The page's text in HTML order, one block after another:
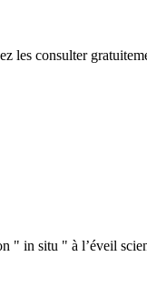
les consulter
" in situ " à l’éveil